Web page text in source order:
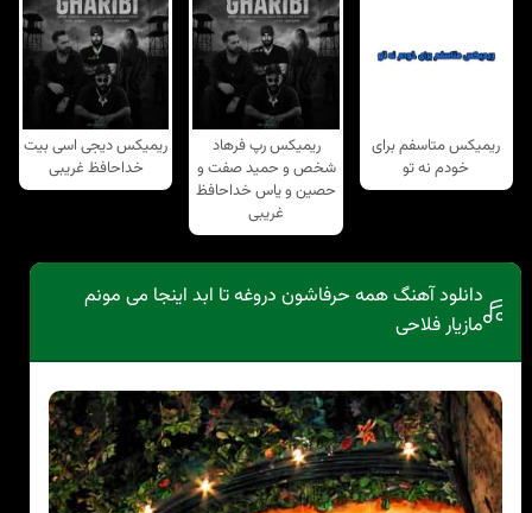
ریمیکس متاسفم برای
خودم نه تو
ریمیکس رپ فرهاد
شخص و حمید صفت و
حصین و یاس خداحافظ
غریبی
ریمیکس دیجی اسی بیت
خداحافظ غریبی
دانلود آهنگ همه حرفاشون دروغه تا ابد اینجا می مونم
مازیار فلاحی